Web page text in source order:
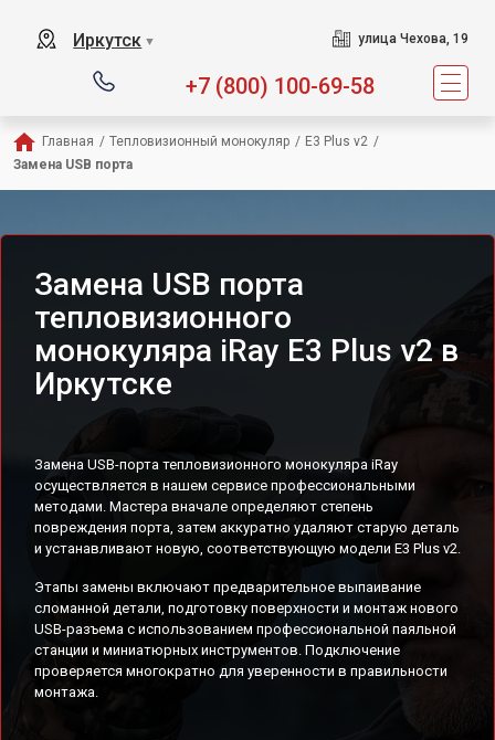
Иркутск ▼ улица Чехова, 19
+7 (800) 100-69-58
Главная / Тепловизионный монокуляр / E3 Plus v2 /
Замена USB порта
Замена USB порта
тепловизионного
монокуляра iRay E3 Plus v2 в
Иркутске
Замена USB-порта тепловизионного монокуляра iRay
осуществляется в нашем сервисе профессиональными
методами. Мастера вначале определяют степень
повреждения порта, затем аккуратно удаляют старую деталь
и устанавливают новую, соответствующую модели E3 Plus v2.
Этапы замены включают предварительное выпаивание
сломанной детали, подготовку поверхности и монтаж нового
USB-разъема с использованием профессиональной паяльной
станции и миниатюрных инструментов. Подключение
проверяется многократно для уверенности в правильности
монтажа.